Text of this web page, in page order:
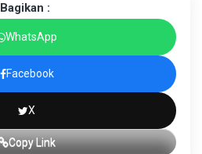
Bagikan :
WhatsApp
Facebook
X
Copy Link